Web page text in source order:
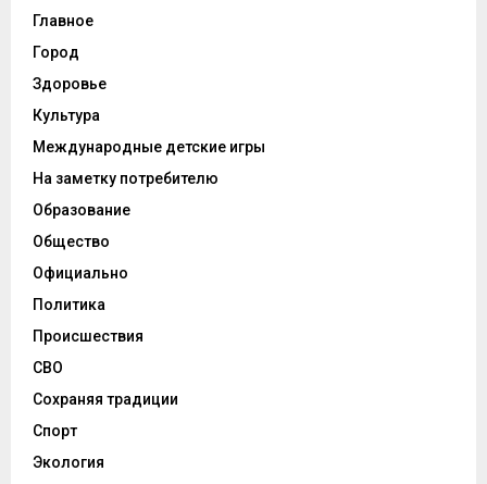
Главное
Город
Здоровье
Культура
Международные детские игры
На заметку потребителю
Образование
Общество
Официально
Политика
Происшествия
СВО
Сохраняя традиции
Спорт
Экология